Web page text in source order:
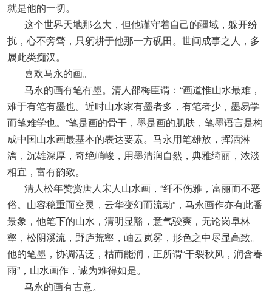
就是他的一切。
这个世界天地那么大，但他谨守着自己的疆域，躲开纷
扰，心不旁骛，只躬耕于他那一方砚田。世间成事之人，多
属此类痴汉。
喜欢马永的画。
马永的画有笔有墨。清人邵梅臣谓：“画道惟山水最难，
难于有笔有墨也。近时山水家有墨者多，有笔者少，墨易学
而笔难学也。”笔是画的骨干，墨是画的肌肤，笔墨语言是构
成中国山水画最基本的表达要素。马永用笔雄放，挥洒淋
漓，沉雄深厚，奇绝峭峻，用墨清润自然，典雅绮丽，浓淡
相宜，富有韵致。
清人松年赞赏唐人宋人山水画，“纤不伤雅，富丽而不恶
俗。山容稳重而空灵，云华变幻而流动”，马永画作亦有此番
景象，他笔下的山水，清明显豁，意气骏爽，无论岗阜林
壑，松阴溪流，野庐荒壑，岫云岚雾，形色之中尽显高致。
他的笔墨，协调活泛，枯而能润，正所谓“干裂秋风，润含春
雨”，山水画作，诚为难得如是。
马永的画有古意。